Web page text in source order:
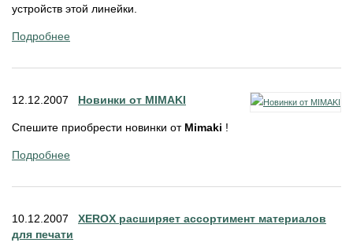
устройств этой линейки.
Подробнее
12.12.2007 Новинки от MIMAKI
Спешите приобрести новинки от Mimaki !
Подробнее
10.12.2007 XEROX расширяет ассортимент материалов
для печати